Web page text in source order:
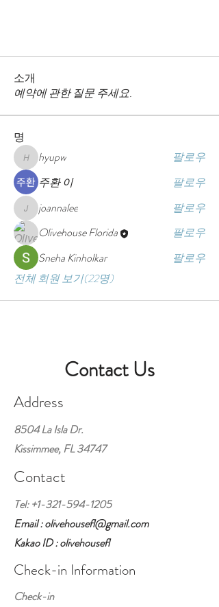
소개
예약에 관한 질문 주세요.
명
hyupwhyupw
팔로우
주환 이
팔로우
joannaleejoannalee
팔로우
Olivehouse Florida
팔로우
Sneha Kinholkar
팔로우
전체 회원 보기(22명)
Contact Us
Address
8504 La Isla Dr.
Kissimmee, FL 34747
Contact
Tel:+1-321-594-1205
Email : olivehousefl@gmail.com
Kakao ID : olivehousefl
Check-in Information
Check-in